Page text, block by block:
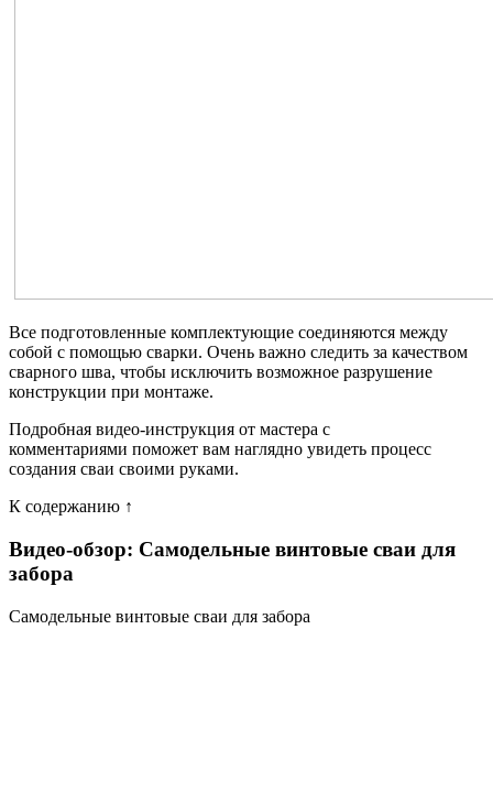
Все подготовленные комплектующие соединяются между
собой с помощью сварки. Очень важно следить за качеством
сварного шва, чтобы исключить возможное разрушение
конструкции при монтаже.
Подробная видео-инструкция от мастера с
комментариями поможет вам наглядно увидеть процесс
создания сваи своими руками.
К содержанию ↑
Видео-обзор: Самодельные винтовые сваи для
забора
Самодельные винтовые сваи для забора